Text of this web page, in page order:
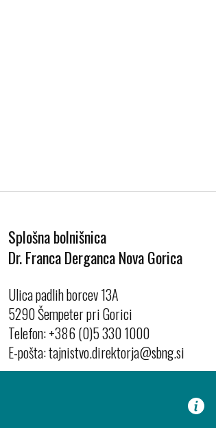
Splošna bolnišnica
Dr. Franca Derganca Nova Gorica
Ulica padlih borcev 13A
5290 Šempeter pri Gorici
Telefon:+386 (0)5 330 1000
E-pošta: